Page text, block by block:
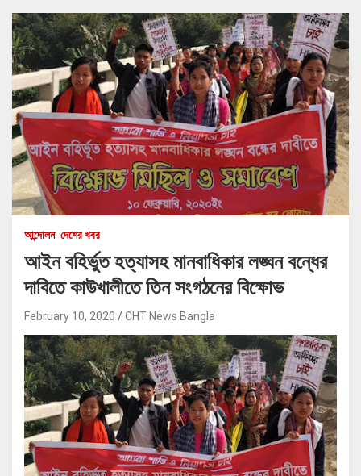
আন্দোলন দেশের খবর
আইন বহির্ভুত হত্যাসহ মানবাধিকার লঙ্ঘন বন্ধের
দাবিতে কাউখালীতে তিন সংগঠনের বিক্ষোভ
February 10, 2020 CHT News Bangla